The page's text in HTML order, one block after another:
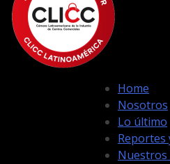
Home
Nosotros
Lo último
Reportes
Nuestros